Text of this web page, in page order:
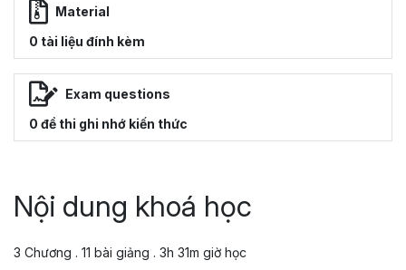
Material
0 tài liệu đính kèm
Exam questions
0 đề thi ghi nhớ kiến thức
Nội dung khoá học
3 Chương . 11 bài giảng . 3h 31m giờ học